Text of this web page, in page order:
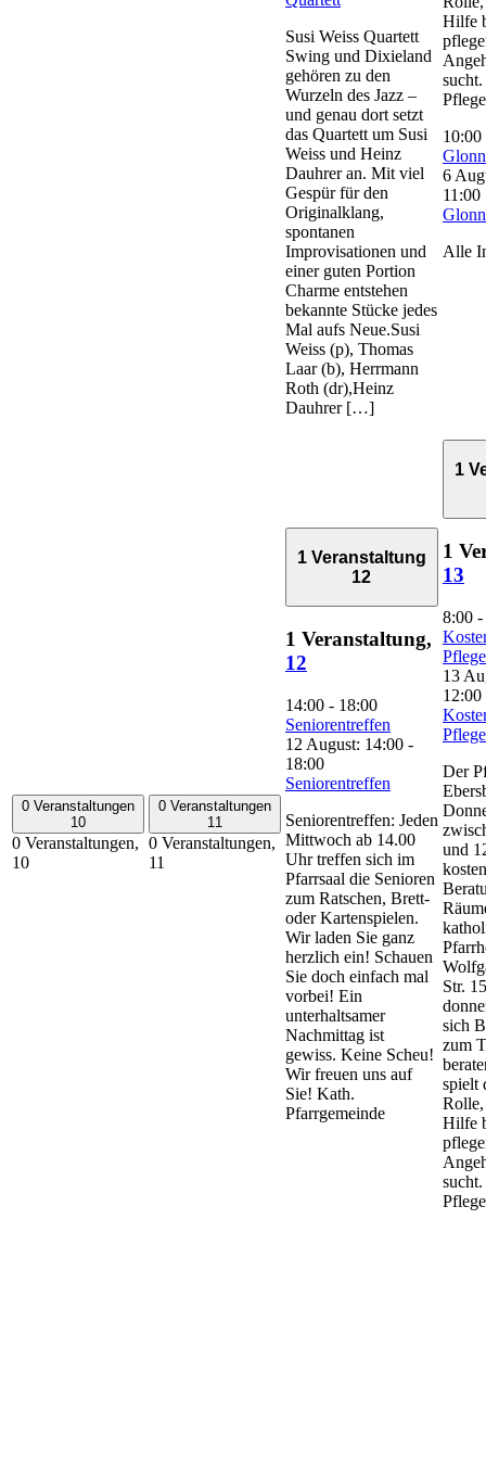
Susi Weiss Quartett
Swing und Dixieland
gehören zu den
Wurzeln des Jazz –
und genau dort setzt
das Quartett um Susi
Weiss und Heinz
Dauhrer an. Mit viel
Gespür für den
Originalklang,
spontanen
Improvisationen und
einer guten Portion
Charme entstehen
bekannte Stücke jedes
Mal aufs Neue.Susi
Weiss (p), Thomas
Laar (b), Herrmann
Roth (dr),Heinz
Dauhrer […]
Hilfe
10:00
6
11:00
Alle
0 Veranstaltungen
10
0 Veranstaltungen,
10
0 Veranstaltungen
11
0 Veranstaltungen,
11
1 Veranstaltung
12
1 Veranstaltung,
12
14:00 - 18:00
Seniorentreffen
12 August: 14:00 -
18:00
Seniorentreffen
Seniorentreffen: Jeden
Mittwoch ab 14.00
Uhr treffen sich im
Pfarrsaal die Senioren
zum Ratschen, Brett-
oder Kartenspielen.
Wir laden Sie ganz
herzlich ein! Schauen
Sie doch einfach mal
vorbei! Ein
unterhaltsamer
Nachmittag ist
gewiss. Keine Scheu!
Wir freuen uns auf
Sie! Kath.
Pfarrgemeinde
1
1
13
8:00 -
13
12:00
Der
und
Str.
sich
zum
spielt
Rolle,
Hilfe